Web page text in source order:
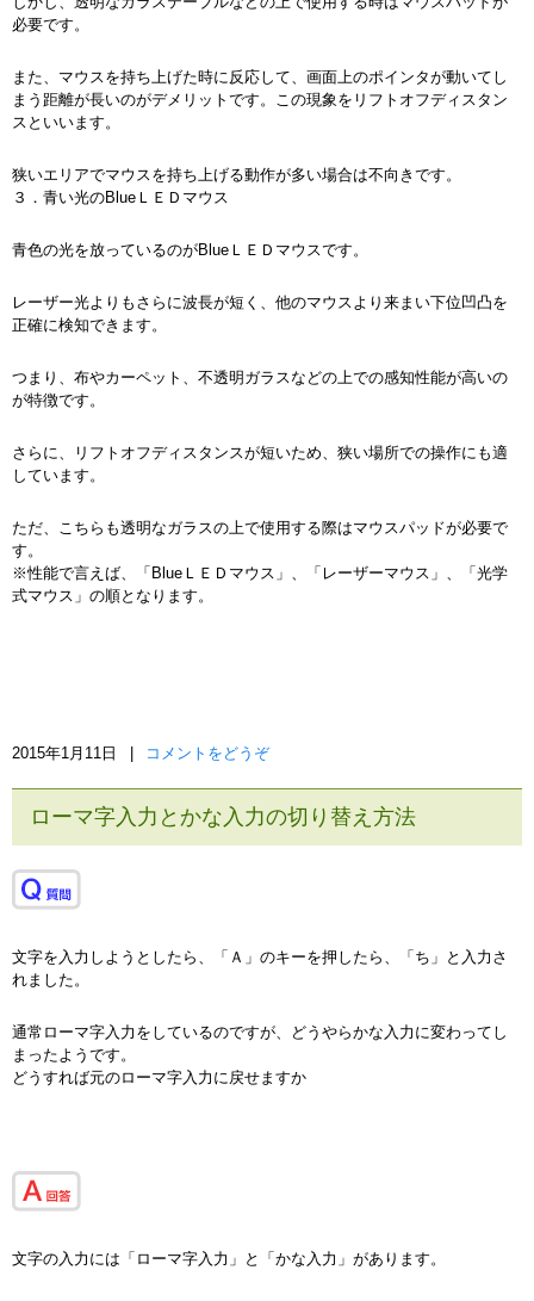
必要です。
また、マウスを持ち上げた時に反応して、画面上のポインタが動いてし
まう距離が長いのがデメリットです。この現象をリフトオフディスタン
スといいます。
狭いエリアでマウスを持ち上げる動作が多い場合は不向きです。
３．青い光のBlueＬＥＤマウス
青色の光を放っているのがBlueＬＥＤマウスです。
レーザー光よりもさらに波長が短く、他のマウスより来まい下位凹凸を
正確に検知できます。
つまり、布やカーペット、不透明ガラスなどの上での感知性能が高いの
が特徴です。
さらに、リフトオフディスタンスが短いため、狭い場所での操作にも適
しています。
ただ、こちらも透明なガラスの上で使用する際はマウスパッドが必要で
す。
※性能で言えば、「BlueＬＥＤマウス」、「レーザーマウス」、「光学
式マウス」の順となります。
2015年1月11日 コメントをどうぞ
ローマ字入力とかな入力の切り替え方法
文字を入力しようとしたら、「Ａ」のキーを押したら、「ち」と入力さ
れました。
通常ローマ字入力をしているのですが、どうやらかな入力に変わってし
まったようです。
どうすれば元のローマ字入力に戻せますか
文字の入力には「ローマ字入力」と「かな入力」があります。